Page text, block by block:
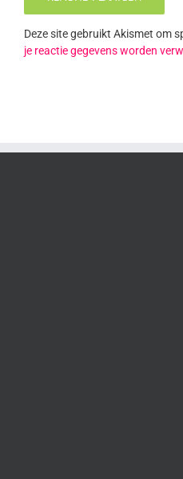
Deze site gebruikt Akismet om
je reactie gegevens worden